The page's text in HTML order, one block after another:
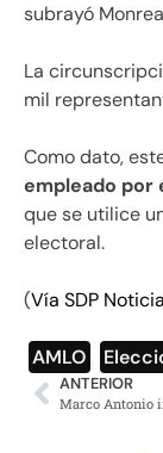
subrayó
La
mil
Como dato,
empleado por
que se utilice
electoral.
(Vía SDP
AMLO
ANTERIOR